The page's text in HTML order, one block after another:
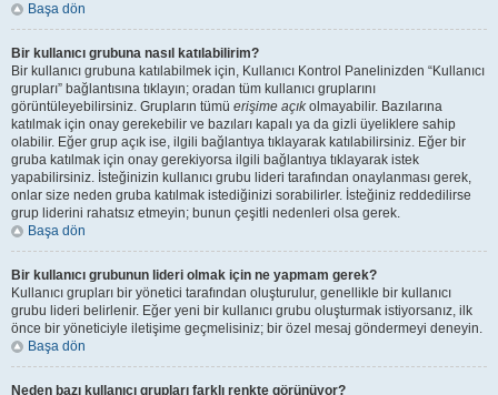
Başa dön
Bir kullanıcı grubuna nasıl katılabilirim?
Bir kullanıcı grubuna katılabilmek için, Kullanıcı Kontrol Panelinizden “Kullanıcı
grupları” bağlantısına tıklayın; oradan tüm kullanıcı gruplarını
görüntüleyebilirsiniz. Grupların tümü erişime açıkolmayabilir. Bazılarına
katılmak için onay gerekebilir ve bazıları kapalı ya da gizli üyeliklere sahip
olabilir. Eğer grup açık ise, ilgili bağlantıya tıklayarak katılabilirsiniz. Eğer bir
gruba katılmak için onay gerekiyorsa ilgili bağlantıya tıklayarak istek
yapabilirsiniz. İsteğinizin kullanıcı grubu lideri tarafından onaylanması gerek,
onlar size neden gruba katılmak istediğinizi sorabilirler. İsteğiniz reddedilirse
grup liderini rahatsız etmeyin; bunun çeşitli nedenleri olsa gerek.
Başa dön
Bir kullanıcı grubunun lideri olmak için ne yapmam gerek?
Kullanıcı grupları bir yönetici tarafından oluşturulur, genellikle bir kullanıcı
grubu lideri belirlenir. Eğer yeni bir kullanıcı grubu oluşturmak istiyorsanız, ilk
önce bir yöneticiyle iletişime geçmelisiniz; bir özel mesaj göndermeyi deneyin.
Başa dön
Neden bazı kullanıcı grupları farklı renkte görünüyor?